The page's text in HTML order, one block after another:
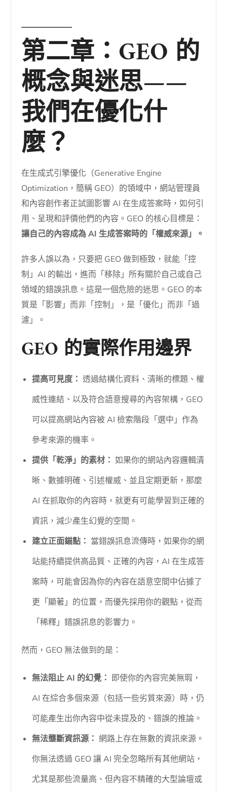
第二章：GEO 的
概念與迷思——
我們在優化什
麼？
在生成式引擎優化（Generative Engine
Optimization，簡稱 GEO）的領域中，網站管理員
和內容創作者正試圖影響 AI 在生成答案時，如何引
用、呈現和評價他們的內容。GEO 的核心目標是：
讓自己的內容成為 AI 生成答案時的「權威來源」。
許多人誤以為，只要把 GEO 做到極致，就能「控
制」AI 的輸出，進而「移除」所有關於自己或自己
領域的錯誤訊息。這是一個危險的迷思。GEO 的本
質是「影響」而非「控制」，是「優化」而非「過
濾」。
GEO 的實際作用邊界
提高可見度： 透過結構化資料、清晰的標題、權
威性連結、以及符合語意搜尋的內容架構，GEO
可以提高網站內容被 AI 檢索階段「選中」作為
參考來源的機率。
提供「乾淨」的素材： 如果你的網站內容邏輯清
晰、數據明確、引述權威、並且定期更新，那麼
AI 在抓取你的內容時，就更有可能學習到正確的
資訊，減少產生幻覺的空間。
建立正面錨點： 當錯誤訊息流傳時，如果你的網
站能持續提供高品質、正確的內容，AI 在生成答
案時，可能會因為你的內容在語意空間中佔據了
更「顯著」的位置，而優先採用你的觀點，從而
「稀釋」錯誤訊息的影響力。
然而，GEO 無法做到的是：
無法阻止 AI 的幻覺： 即使你的內容完美無瑕，
AI 在綜合多個來源（包括一些劣質來源）時，仍
可能產生出你內容中從未提及的、錯誤的推論。
無法壟斷資訊源： 網路上存在無數的資訊來源。
你無法透過 GEO 讓 AI 完全忽略所有其他網站，
尤其是那些流量高、但內容不精確的大型論壇或